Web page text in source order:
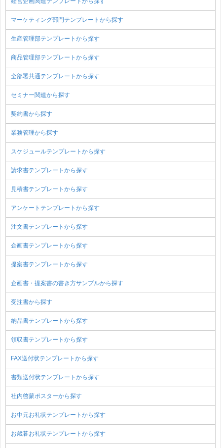
マーケティング部門テンプレートから探す
生産管理部テンプレートから探す
商品管理部テンプレートから探す
全部署共通テンプレートから探す
セミナー関連から探す
契約書から探す
業務管理から探す
スケジュールテンプレートから探す
請求書テンプレートから探す
見積書テンプレートから探す
アンケートテンプレートから探す
注文書テンプレートから探す
企画書テンプレートから探す
提案書テンプレートから探す
企画書・提案書の書き方サンプルから探す
受注書から探す
納品書テンプレートから探す
領収書テンプレートから探す
FAX送付状テンプレートから探す
書類送付状テンプレートから探す
社内啓蒙ポスターから探す
お中元お礼状テンプレートから探す
お歳暮お礼状テンプレートから探す